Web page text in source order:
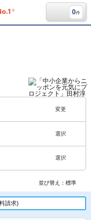
0件
変更
選択
選択
並び替え：標準
請求)